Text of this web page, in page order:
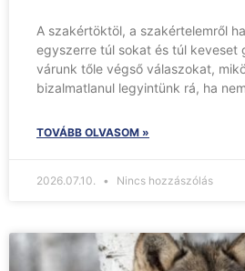
A szakértöktöl, a szakértelemről
egyszerre túl sokat és túl keveset
várunk tőle végső válaszokat,
bizalmatlanul legyintünk rá, ha nem
TOVÁBB OLVASOM »
2026.07.10. Nincs hozzászólás